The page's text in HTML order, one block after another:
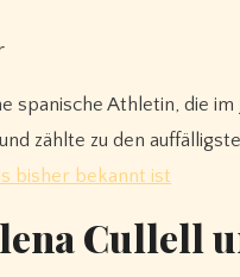
spanische Athletin, die
zählte zu den
bisher bekannt ist
Cullell